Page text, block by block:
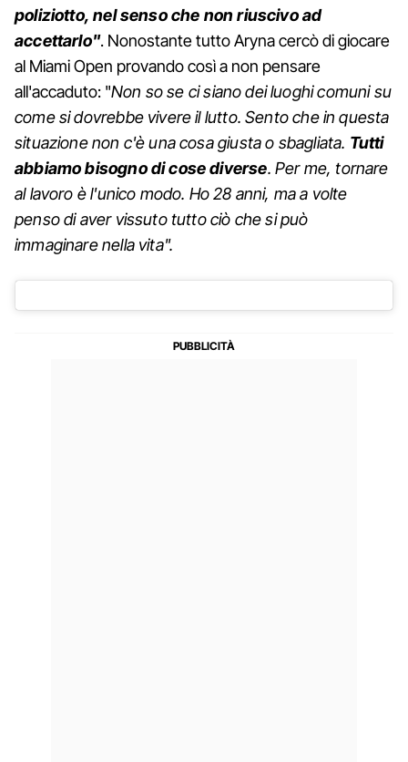
poliziotto, nel senso che non riuscivo ad
accettarlo". Nonostante tutto Aryna cercò di giocare
al Miami Open provando così a non pensare
all'accaduto: "Non so se ci siano dei luoghi comuni su
come si dovrebbe vivere il lutto. Sento che in questa
situazione non c'è una cosa giusta o sbagliata. Tutti
abbiamo bisogno di cose diverse. Per me, tornare
al lavoro è l'unico modo. Ho 28 anni, ma a volte
penso di aver vissuto tutto ciò che si può
immaginare nella vita".